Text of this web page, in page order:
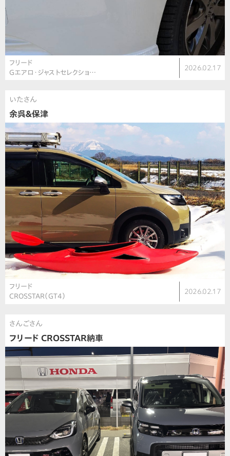
フリード
Gエアロ・ジャストセレクショ…
2026.02.17
いたさん
余呉＆保津
フリード
CROSSTAR（GT4）
2026.02.17
さんごさん
フリード CROSSTAR納車